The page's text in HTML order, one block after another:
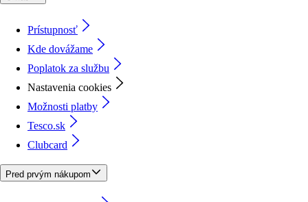
Prístupnosť
Kde dovážame
Poplatok za službu
Nastavenia cookies
Možnosti platby
Tesco.sk
Clubcard
Pred prvým nákupom